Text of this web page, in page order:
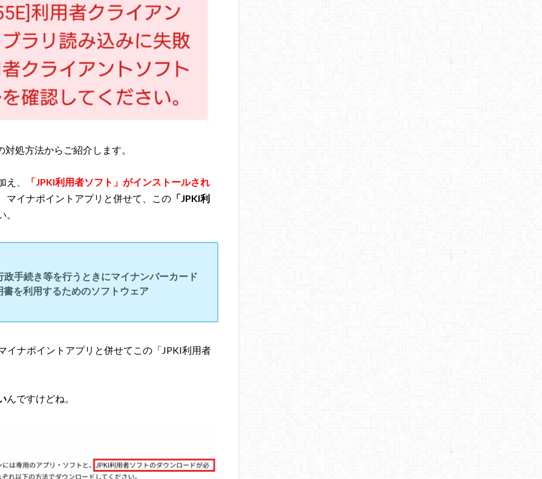
処方法からご紹介します。
、
「JPKI利用者ソフト」がインストールされ
マイナポイントアプリと併せて、この 「JPKI利
手続き等を行うときにマイナンバーカード
を利用するためのソフトウェア
イナポイントアプリと併せてこの「JPKI利用者
んですけどね。